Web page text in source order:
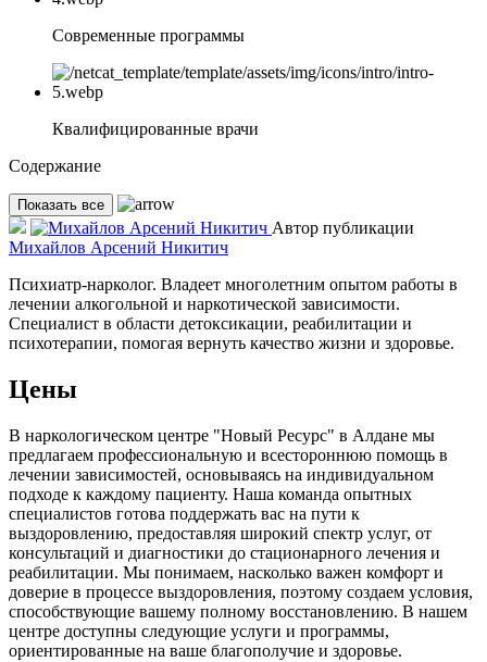
Современные программы
Квалифицированные врачи
Содержание
Показать все
Автор публикации
Михайлов Арсений Никитич
Психиатр-нарколог. Владеет многолетним опытом работы в
лечении алкогольной и наркотической зависимости.
Специалист в области детоксикации, реабилитации и
психотерапии, помогая вернуть качество жизни и здоровье.
Цены
В наркологическом центре "Новый Ресурс" в Алдане мы
предлагаем профессиональную и всестороннюю помощь в
лечении зависимостей, основываясь на индивидуальном
подходе к каждому пациенту. Наша команда опытных
специалистов готова поддержать вас на пути к
выздоровлению, предоставляя широкий спектр услуг, от
консультаций и диагностики до стационарного лечения и
реабилитации. Мы понимаем, насколько важен комфорт и
доверие в процессе выздоровления, поэтому создаем условия,
способствующие вашему полному восстановлению. В нашем
центре доступны следующие услуги и программы,
ориентированные на ваше благополучие и здоровье.